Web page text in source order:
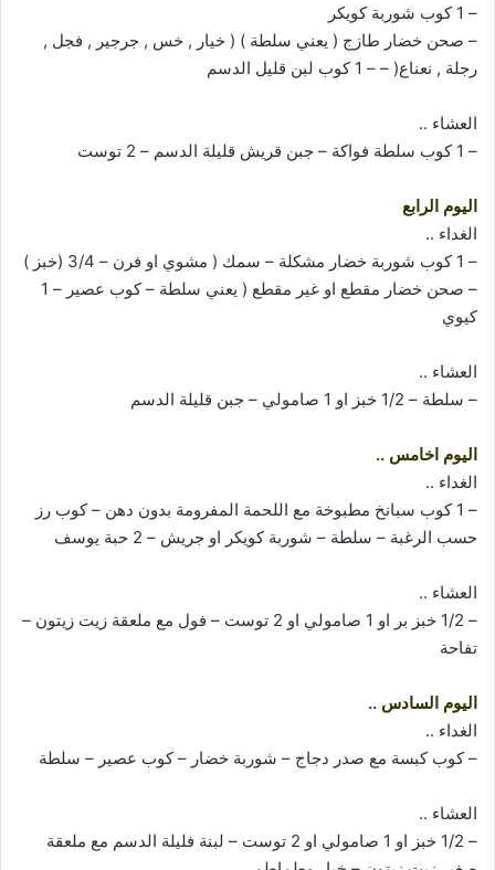
– 1 كوب شوربة كويكر
– صحن خضار طازج ( يعني سلطة ) ( خيار , خس , جرجير , فجل ,
رجلة , نعناع( – – 1 كوب لبن قليل الدسم
العشاء ..
– 1 كوب سلطة فواكة – جبن قريش قليلة الدسم – 2 توست
اليوم الرابع
الغداء ..
– 1 كوب شوربة خضار مشكلة – سمك ( مشوي او فرن – 3/4 (خبز )
– صحن خضار مقطع او غير مقطع ( يعني سلطة – كوب عصير – 1
كيوي
العشاء ..
– سلطة – 1/2 خبز او 1 صامولي – جبن قليلة الدسم
اليوم اخامس ..
الغداء ..
– 1 كوب سبانخ مطبوخة مع اللحمة المفرومة بدون دهن – كوب رز
حسب الرغبة – سلطة – شوربة كويكر او جريش – 2 حبة يوسف
العشاء ..
– 1/2 خبز بر او 1 صامولي او 2 توست – فول مع ملعقة زيت زيتون –
تفاحة
اليوم السادس ..
الغداء ..
– كوب كبسة مع صدر دجاج – شوربة خضار – كوب عصير – سلطة
العشاء ..
– 1/2 خبز او 1 صامولي او 2 توست – لبنة فليلة الدسم مع ملعقة